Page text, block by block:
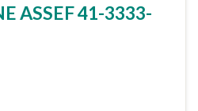
ASSEF 41-3333-